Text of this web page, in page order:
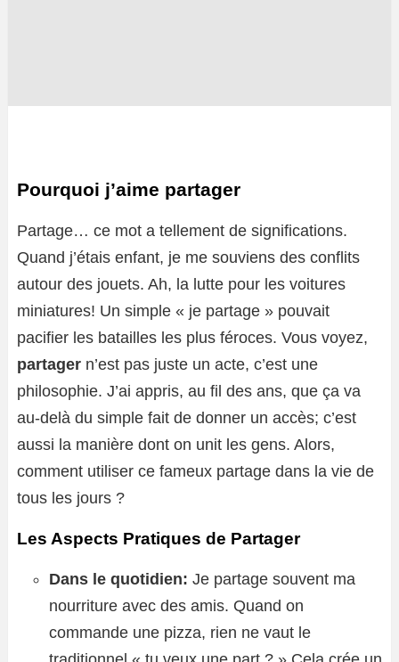
Pourquoi j’aime partager
Partage… ce mot a tellement de significations.
Quand j’étais enfant, je me souviens des conflits
autour des jouets. Ah, la lutte pour les voitures
miniatures! Un simple « je partage » pouvait
pacifier les batailles les plus féroces. Vous voyez,
partager n’est pas juste un acte, c’est une
philosophie. J’ai appris, au fil des ans, que ça va
au-delà du simple fait de donner un accès; c’est
aussi la manière dont on unit les gens. Alors,
comment utiliser ce fameux partage dans la vie de
tous les jours ?
Les Aspects Pratiques de Partager
Dans le quotidien: Je partage souvent ma
nourriture avec des amis. Quand on
commande une pizza, rien ne vaut le